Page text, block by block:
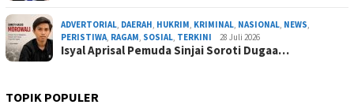
ADVERTORIAL, DAERAH, HUKRIM, KRIMINAL, NASIONAL, NEWS,
PERISTIWA, RAGAM, SOSIAL, TERKINI 28 Juli 2026
Isyal Aprisal Pemuda Sinjai Soroti Dugaa…
TOPIK POPULER